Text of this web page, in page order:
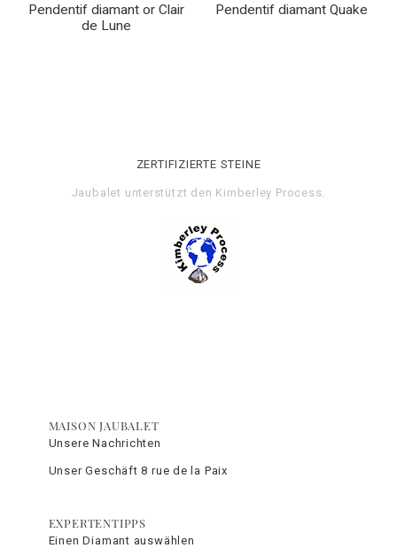
Pendentif diamant or Clair
de Lune
Pendentif diamant Quake
ZERTIFIZIERTE STEINE
Jaubalet unterstützt den Kimberley Process
MAISON JAUBALET
Unsere Nachrichten
Unser Geschäft 8 rue de la Paix
EXPERTENTIPPS
Einen Diamant auswählen